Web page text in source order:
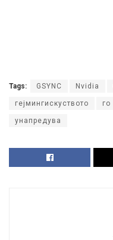
Tags: GSYNC Nvidia
гејмингискуството го
унапредува